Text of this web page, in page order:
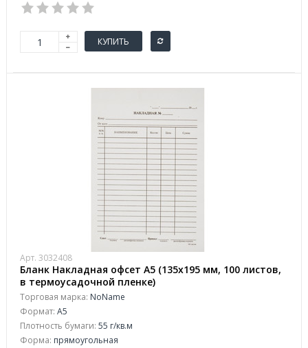
КУПИТЬ
Арт. 3032408
Бланк Накладная офсет А5 (135х195 мм, 100 листов,
в термоусадочной пленке)
Торговая марка: NoName
Формат: A5
Плотность бумаги: 55 г/кв.м
Форма: прямоугольная